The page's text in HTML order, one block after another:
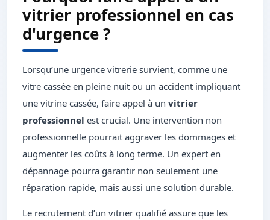
vitrier professionnel en cas
d'urgence ?
Lorsqu’une urgence vitrerie survient, comme une
vitre cassée en pleine nuit ou un accident impliquant
une vitrine cassée, faire appel à un vitrier
professionnel est crucial. Une intervention non
professionnelle pourrait aggraver les dommages et
augmenter les coûts à long terme. Un expert en
dépannage pourra garantir non seulement une
réparation rapide, mais aussi une solution durable.
Le recrutement d’un vitrier qualifié assure que les